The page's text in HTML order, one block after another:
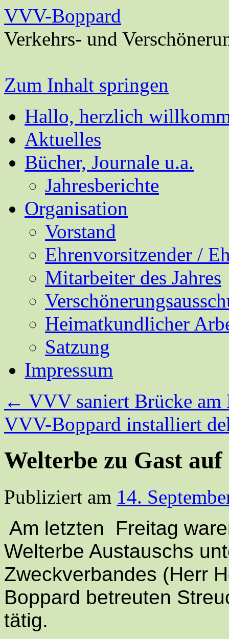
VVV-Boppard
Verkehrs- und
Zum Inhalt springen
Hallo, herzlich
Aktuelles
Bücher, Journale u.a.
Jahresberichte
Organisation
Vorstand
Ehrenvorsitzender /
Mitarbeiter des Jahres
Heimatkundlicher
Satzung
Impressum
← VVV saniert Brücke
VVV-Boppard installiert
Welterbe zu Gast
Publiziert am 14.
Am letzten Freitag
Welterbe Austauschs
Zweckverbandes (Herr
Boppard betreuten
tätig.